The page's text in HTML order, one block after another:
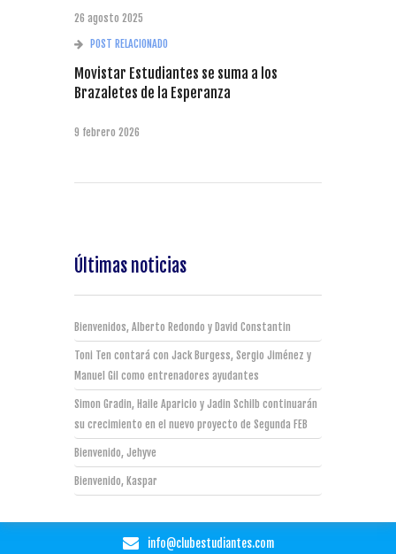
26 agosto 2025
POST RELACIONADO
Movistar Estudiantes se suma a los
Brazaletes de la Esperanza
9 febrero 2026
Últimas noticias
Bienvenidos, Alberto Redondo y David Constantin
Toni Ten contará con Jack Burgess, Sergio Jiménez y
Manuel Gil como entrenadores ayudantes
Simon Gradin, Haile Aparicio y Jadin Schilb continuarán
su crecimiento en el nuevo proyecto de Segunda FEB
Bienvenido, Jehyve
Bienvenido, Kaspar
info@clubestudiantes.com